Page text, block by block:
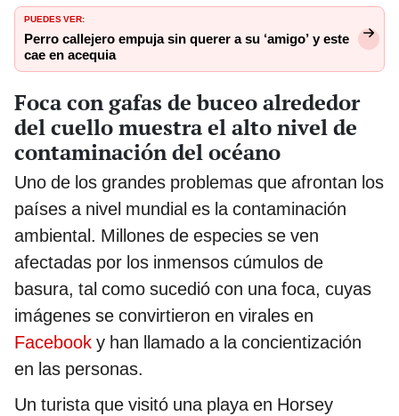
PUEDES VER:
Perro callejero empuja sin querer a su ‘amigo’ y este
cae en acequia
Foca con gafas de buceo alrededor
del cuello muestra el alto nivel de
contaminación del océano
Uno de los grandes problemas que afrontan los
países a nivel mundial es la contaminación
ambiental. Millones de especies se ven
afectadas por los inmensos cúmulos de
basura, tal como sucedió con una foca, cuyas
imágenes se convirtieron en virales en
Facebook y han llamado a la concientización
en las personas.
Un turista que visitó una playa en Horsey